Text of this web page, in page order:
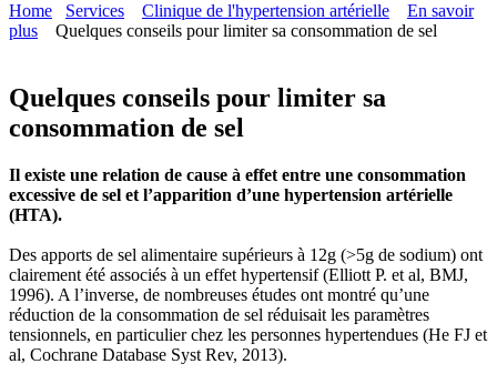
Home
Services Clinique de l'hypertension artérielle
En savoir
plus
Quelques conseils pour limiter sa consommation de sel
Quelques conseils pour limiter sa
consommation de sel
Il existe une relation de cause à effet entre une consommation
excessive de sel et l’apparition d’une hypertension artérielle
(HTA).
Des apports de sel alimentaire supérieurs à 12g (>5g de sodium) ont
clairement été associés à un effet hypertensif (Elliott P. et al, BMJ,
1996). A l’inverse, de nombreuses études ont montré qu’une
réduction de la consommation de sel réduisait les paramètres
tensionnels, en particulier chez les personnes hypertendues (He FJ et
al, Cochrane Database Syst Rev, 2013).